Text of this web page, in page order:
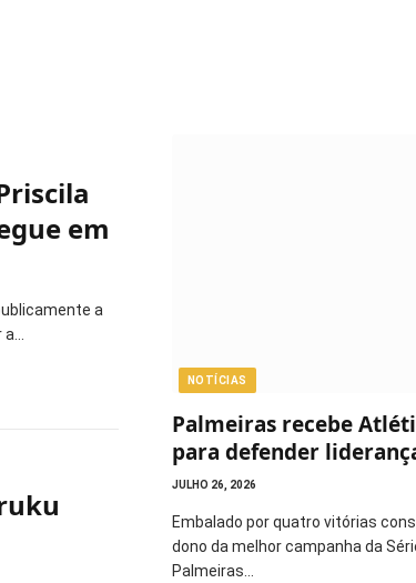
em
a
NOTÍCIAS
Palmeiras recebe
para defender
do Brasileirão
JULHO 26, 2026
Embalado por quatro vitórias
dono da melhor campanha da
Palmeiras…